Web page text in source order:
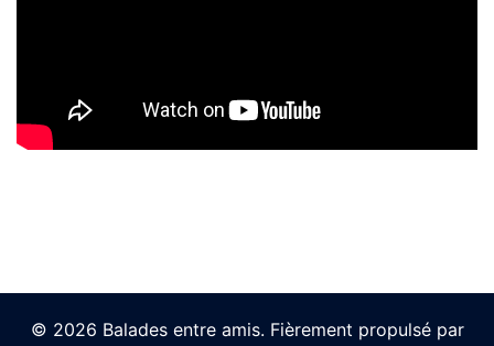
© 2026 Balades entre amis. Fièrement propulsé par